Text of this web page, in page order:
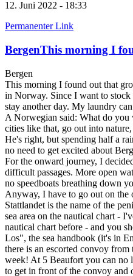
12. Juni 2022 - 18:33
Permanenter Link
BergenThis morning I
Bergen
This morning I found out that
in Norway. Since I want to stock
stay another day. My laundry
A Norwegian said: What do you
cities like that, go out into
He's right, but spending half a
no need to get excited about
For the onward journey, I
difficult passages. More open
no speedboats breathing down
Anyway, I have to go out on the
Stattlandet is the name of the
sea area on the nautical chart -
nautical chart before - and you
Los", the sea handbook (it's in
there is an escorted convoy from
week! At 5 Beaufort you can no
to get in front of the convoy and